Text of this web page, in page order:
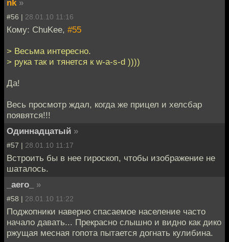
nk »
#56 | 28.01.10 11:16
Кому: ChuKee, #55
> Весьма интересно.
> рука так и тянется к w-a-s-d ))))
Да!
Весь просмотр ждал, когда же прицел и хелсбар
появятся!!!
Одиннадцатый »
#57 | 28.01.10 11:17
Встроить бы в нее гироскоп, чтобы изображение не
шаталось.
_aero_
»
#58 | 28.01.10 11:22
Поджопники наверно спасаемое население часто
начало давать... Прекрасно слышно и видно как дико
ржущая месная гопота пытается догнать кулибина.